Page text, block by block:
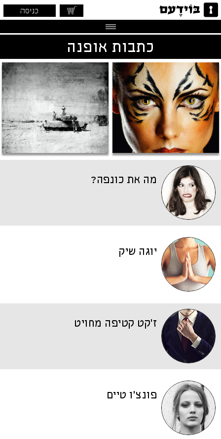
כניסה
כתבות אופנה
מה את כונפה?
יוגה שיק
ז'קט קטיפה מחויט
פונצ'ו טיים